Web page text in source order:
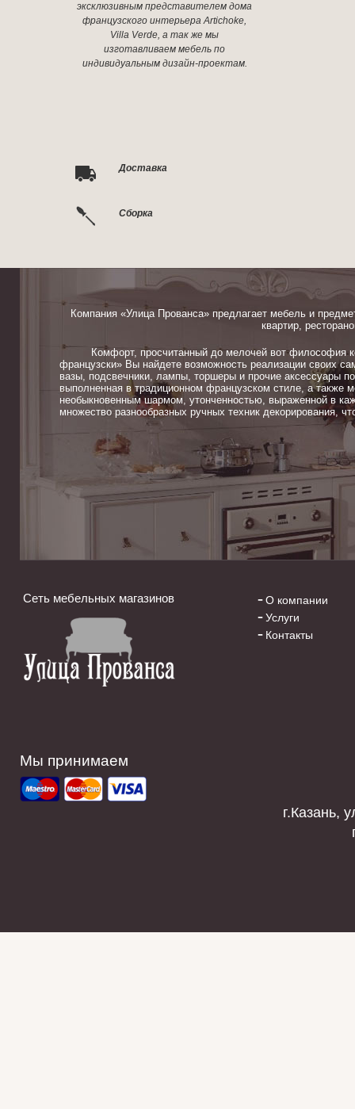
эксклюзивным представителем дома
французского интерьера Artichoke,
Villa Verde, а так же мы
изготавливаем мебель по
индивидуальным дизайн-проектам.
Доставка
Сборка
Компания «Улица Прованса» предлагает мебель и
квартир,
Комфорт, просчитанный до мелочей вот философия
французски» Вы найдете возможность реализации своих
вазы, подсвечники, лампы, торшеры и прочие аксессуары
выполненная в традиционном французском стиле, а также
необыкновенным шармом, утонченностью, выраженной в
множество разнообразных ручных техник декорирования,
Сеть мебельных магазинов
О компании
Услуги
Контакты
Мы принимаем
г.Казань,